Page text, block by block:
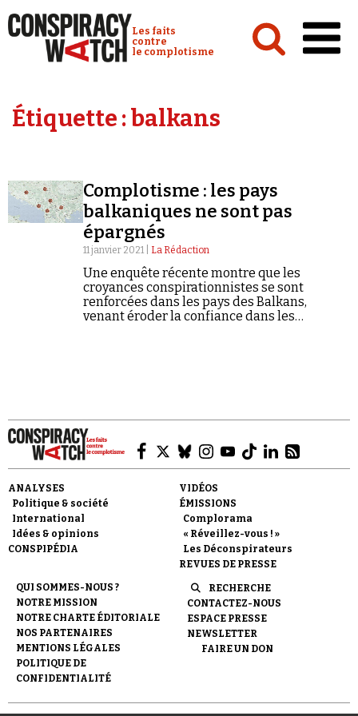
Conspiracy Watch :
Les faits
contre
le complotisme
Analyses
Vidéos
Émissions
Revues de presse
Faire un don
Demander à Vera
Étiquette :balkans
Complotisme : les pays
balkaniques ne sont pas
épargnés
11 janvier 2021 | La Rédaction
Une enquête récente montre que les
croyances conspirationnistes se sont
renforcées dans les pays des Balkans,
venant éroder la confiance dans les
ANALYSES
Politique & société
International
Idées & opinions
CONSPIPÉDIA
VIDÉOS
ÉMISSIONS
Complorama
« Réveillez-vous ! »
Les Déconspirateurs
REVUES DE PRESSE
QUI SOMMES-NOUS ?
NOTRE MISSION
NOTRE CHARTE ÉDITORIALE
NOS PARTENAIRES
MENTIONS LÉGALES
POLITIQUE DE
CONFIDENTIALITÉ
RECHERCHE
CONTACTEZ-NOUS
ESPACE PRESSE
NEWSLETTER
FAIRE UN DON